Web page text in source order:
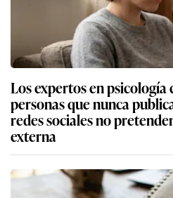
Los expertos en psicología
personas que nunca
redes sociales no
externa